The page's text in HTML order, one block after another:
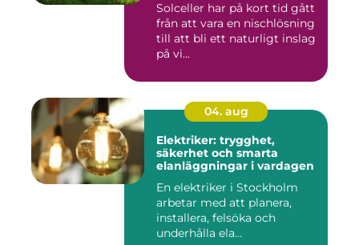
Solceller har på kort tid gått
från att vara en nischlösning
till att bli ett naturligt inslag
på vi...
04. aug
Elektriker: trygghet,
säkerhet och smarta
elanläggningar i vardagen
En elektriker i Stockholm
arbetar med att planera,
installera, felsöka och
underhålla ela...